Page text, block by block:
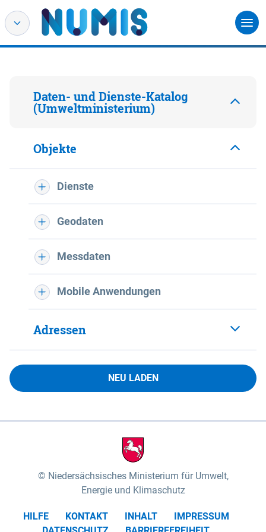
Daten- und Dienste-Katalog
(Umweltministerium)
Objekte
Dienste
Geodaten
Messdaten
Mobile Anwendungen
Adressen
NEU LADEN
Niedersächsisches Ministerium für Umwelt,
Energie und Klimaschutz
HILFE KONTAKT INHALT
IMPRESSUM